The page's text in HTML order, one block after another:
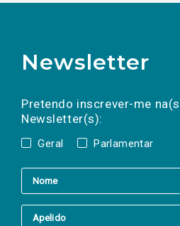
Newsletter
Pretendo inscrever-me
Newsletter(s):
Geral Parlamentar
a(s) newsletter(s).
mail